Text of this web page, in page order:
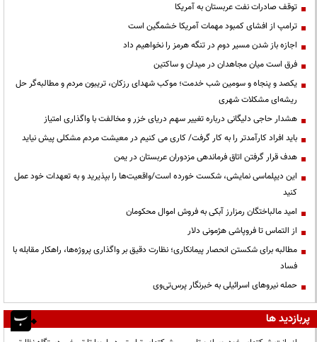
توقف صادرات نفت عربستان به آمریکا
ترامپ از افشای کمبود مهمات آمریکا خشمگین است
اجازه باز شدن مسیر دوم در تنگه هرمز را نخواهیم داد
فرق است میان مجاهدان در میدان و ساکتین
یکصد و پنجاه و سومین شب خدمت؛ موکب شهدای رزکان، تریبون مردم و مطالبه‌گر حل
ریشه‌ای مشکلات شهری
هشدار حاجی دلیگانی درباره تغییر سهم دریای خزر و مخالفت با واگذاری امتیاز
باید افراد کارآمدتر را به کار گرفت/ کاری می کنیم در معیشت مردم مشکلی پیش نیاید
هدف قرار گرفتن اتاق‌ فرماندهی مزدوران عربستان در یمن
این دیپلماسی نمایشی، شکست خورده است/واقعیت‌ها را بپذیرید و به تعهدات خود عمل
کنید
امید مالباختگان رمزارز آبکی به فروش اموال محکومان
از التماس تا فروپاشی هژمونی دلار
مطالبه برای شکستن انحصار پیمانکاری؛ نظارت دقیق بر واگذاری پروژه‌ها، راهکار مقابله با
فساد
حمله نیروهای اسرائیلی به خبرنگار پرس‌تی‌وی
پربازدید ها